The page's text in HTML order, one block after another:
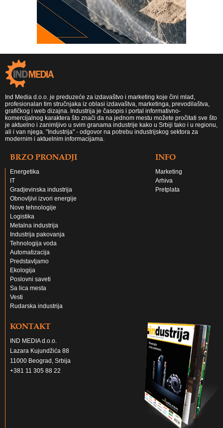
Ind Media d.o.o. je preduzeće za izdavaštvo i marketing koje čini mlad,
profesionalan tim stručnjaka iz oblasi izdavaštva, marketinga, prevodilaštva,
grafičkog i web dizajna. Industrija je časopis i portal informativno-
komercijalnog karaktera što znači da na jednom mestu možete pročitati sve što
je aktuelno i zanimljivo u svim granama industrije kako u Srbiji tako i u regionu,
ali i van njega. "Industrija" - odgovor na potrebu industrijskog sektora za
modernim i aktuelnim informacijama.
BRZO PRONADJI
Energetika
IT
Gradjevinska industrija
Obnovljivi izvori energije
Nove tehnologije
Logistika
Metalna industrija
Industrija pakovanja
Tehnologija voda
Automatizacija
Predstavljamo
Ekologija
Poslovni saveti
Sa lica mesta
Vesti
Rudarska industrija
INFO
Marketing
Arhiva
Pretplata
KONTAKT
IND MEDIA d.o.o.
Lazara Kujundžića 88
11000 Beograd, Srbija
+381 11 305 88 22